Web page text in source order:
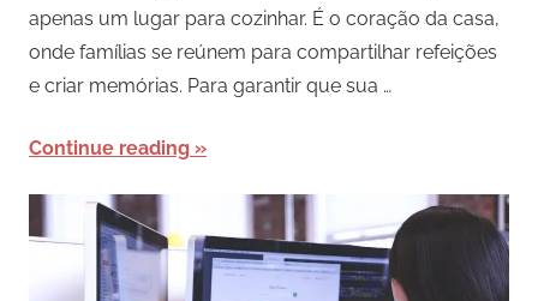
apenas um lugar para cozinhar. É o coração da casa,
onde famílias se reúnem para compartilhar refeições
e criar memórias. Para garantir que sua …
Continue reading